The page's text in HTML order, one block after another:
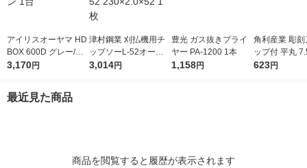
アイリスオーヤマ HD
BOX 600D グレー/モ
スグリーン 1台
3,170円
津村鋼業 刈払機用チ
ップソーL-52オール
ラウンド L-52 230×2.
3,014円
豊光 ガス抜きプライ
ヤー PA-1200 1本
1,158円
角利産業 彫刻
ップ付 平丸
541 1個
623円
最近見た商品
商品を閲覧すると履歴が表示されます